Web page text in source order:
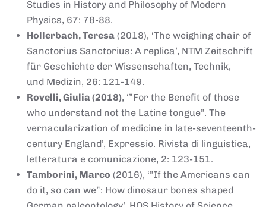
Studies in History and Philosophy of Modern
Physics, 67: 78-88.
Hollerbach, Teresa (2018), ‘The weighing chair of
Sanctorius Sanctorius: A replica’, NTM Zeitschrift
für Geschichte der Wissenschaften, Technik,
und Medizin, 26: 121-149.
Rovelli, Giulia (2018), ‘”For the Benefit of those
who understand not the Latine tongue”. The
vernacularization of medicine in late-seventeenth-
century England’, Expressio. Rivista di linguistica,
letteratura e comunicazione, 2: 123-151.
Tamborini, Marco (2016), ‘”If the Americans can
do it, so can we”: How dinosaur bones shaped